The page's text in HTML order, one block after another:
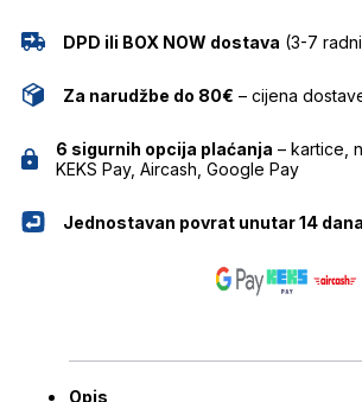
DPD ili BOX NOW dostava (3-7
Za narudžbe do 80€ – cijena
6 sigurnih opcija plaćanja – kartice,
KEKS Pay, Aircash, Google Pay
Jednostavan povrat unutar 14 dana
Opis